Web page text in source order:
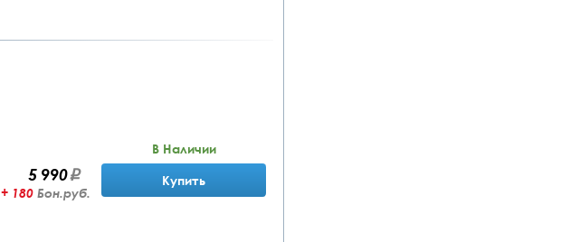
5 990
+ 180 Бон.руб.
В Наличии
Купить